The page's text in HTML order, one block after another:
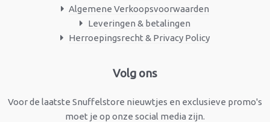
Algemene Verkoopsvoorwaarden
Leveringen & betalingen
Herroepingsrecht & Privacy Policy
Volg ons
Voor de laatste Snuffelstore nieuwtjes en exclusieve promo's
moet je op onze social media zijn.
Facebook